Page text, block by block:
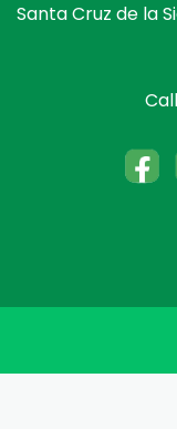
Santa Cruz de la